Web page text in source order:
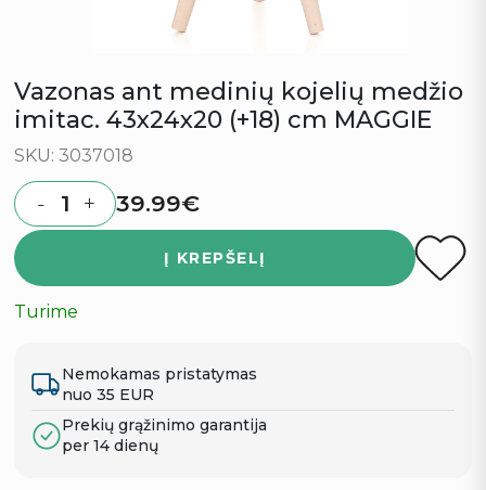
Vazonas ant medinių kojelių medžio
imitac. 43x24x20 (+18) cm MAGGIE
SKU: 3037018
Quantity
- + 39.99€
Į KREPŠELĮ
Turime
Nemokamas pristatymas
nuo 35 EUR
Prekių grąžinimo garantija
per 14 dienų